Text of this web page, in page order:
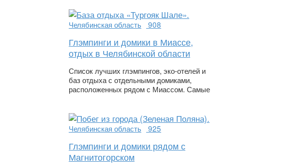
Челябинская область 908
Глэмпинги и домики в Миассе,
отдых в Челябинской области
Список лучших глэмпингов, эко-отелей и
баз отдыха с отдельными домиками,
расположенных рядом с Миассом. Самые
Челябинская область 925
Глэмпинги и домики рядом с
Магнитогорском